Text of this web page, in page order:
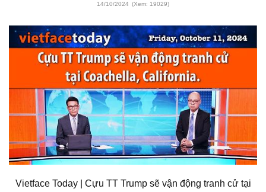
14/10/2024 (Xem: 19029)
Vietface Today | Cựu TT Trump sẽ vận động tranh cử tại